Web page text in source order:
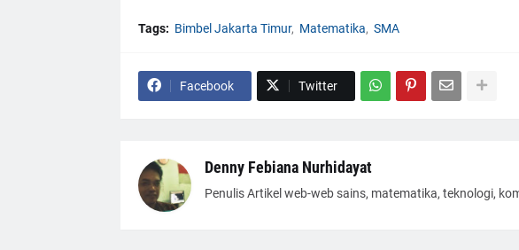
Tags: Bimbel Jakarta Timur Matematika SMA
Facebook Twitter
Denny Febiana Nurhidayat
Penulis Artikel web-web sains, matematika, teknologi,